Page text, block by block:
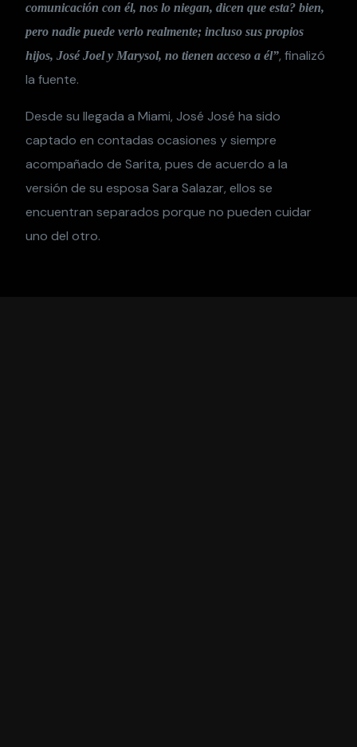
comunicación con él, nos lo niegan, dicen que esta? bien,
pero nadie puede verlo realmente; incluso sus propios
hijos, José Joel y Marysol, no tienen acceso a él”, finalizó
la fuente.
Desde su llegada a Miami, José José ha sido
captado en contadas ocasiones y siempre
acompañado de Sarita, pues de acuerdo a la
versión de su esposa Sara Salazar, ellos se
encuentran separados porque no pueden cuidar
uno del otro.